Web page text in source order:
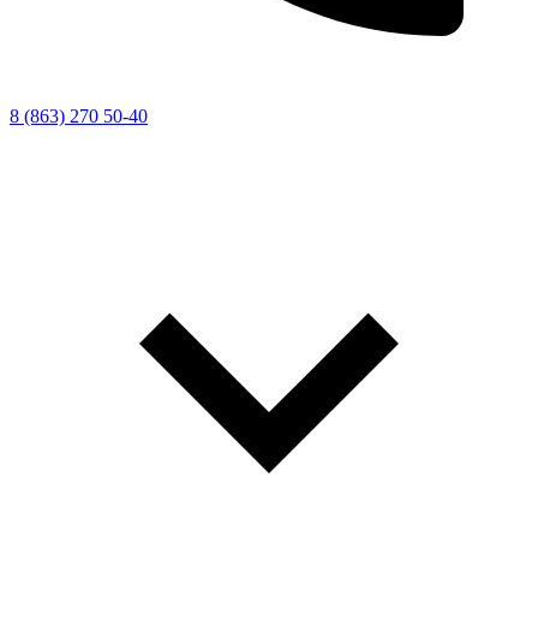
8 (863) 270 50-40